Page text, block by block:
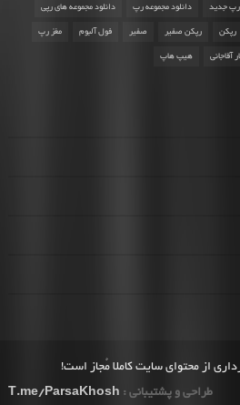
رپ جدید دانلود مجموعه رپ دانلود مجموعه های رپی
رپکن رپکن صفیر صفیر فول آلبوم مغز رپ
آقاجانی هیپ هاپ
از محتوای سایت کاملا مُجاز است!
طراحی و پشتیبانی : T.me/ParsaKhosh